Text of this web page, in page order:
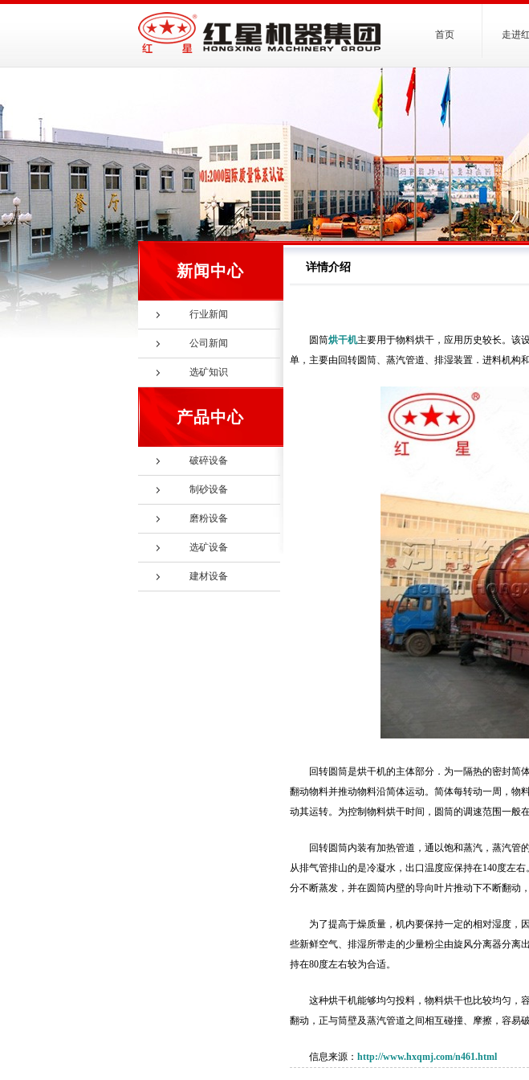
首页 走进
新闻中心
行业新闻
公司新闻
选矿知识
产品中心
破碎设备
制砂设备
磨粉设备
选矿设备
建材设备
详情介绍
圆筒烘干机主要用于物料烘干，应用历史较长。该
单，主要由回转圆筒、蒸汽管道、排湿装置．进料机构
回转圆筒是烘干机的主体部分．为一隔热的密封简
翻动物料并推动物料沿简体运动。简体每转动一周，物
动其运转。为控制物料烘干时间，圆筒的调速范围一般在
回转圆筒内装有加热管道，通以饱和蒸汽，蒸汽管
从排气管排山的是冷凝水，出口温度应保持在140度左
分不断蒸发，并在圆筒内壁的导向叶片推动下不断翻动
为了提高于燥质量，机内要保持一定的相对湿度，
些新鲜空气、排湿所带走的少量粉尘由旋风分离器分离
持在80度左右较为合适。
这种烘干机能够均匀投料，物料烘干也比较均匀，
翻动，正与筒壁及蒸汽管道之间相互碰撞、摩擦，容易
信息来源： http://www.hxqmj.com/n461.html